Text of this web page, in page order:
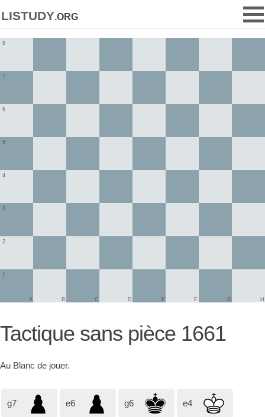
listudy.org
1
2
3
4
5
6
7
8
A B C D E F G H
Tactique sans pièce 1661
Au Blanc de jouer.
g7 e6 g6 e4